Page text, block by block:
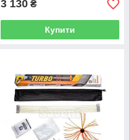
3 130 ₴
Купити